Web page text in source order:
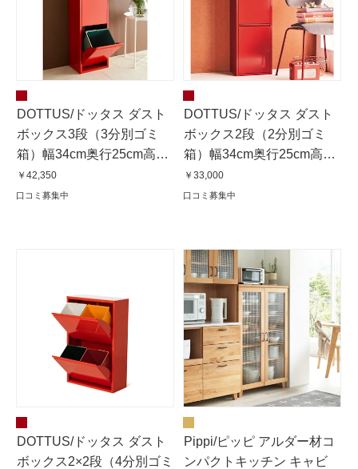
DOTTUS/ドッタス ダスト
ボックス3段（3分別ゴミ
箱）幅34cm奥行25cm高さ
136cm（レッド）
￥42,350
口コミ募集中
DOTTUS/ドッタス ダスト
ボックス2段（2分別ゴミ
箱）幅34cm奥行25cm高さ
92cm（レッド）
￥33,000
口コミ募集中
DOTTUS/ドッタス ダスト
ボックス2×2段（4分別ゴミ
Pippi/ピッピ アルダー材コ
ンパクトキッチン キャビ